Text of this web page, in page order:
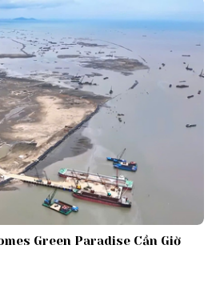
Green Paradise Cần Giờ